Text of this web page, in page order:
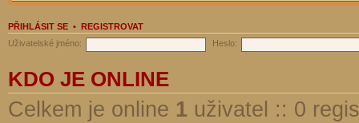
PŘIHLÁSIT SE • REGISTROVAT
Uživatelské jméno:
Heslo:
KDO JE ONLINE
Celkem je online 1 uživatel :: 0